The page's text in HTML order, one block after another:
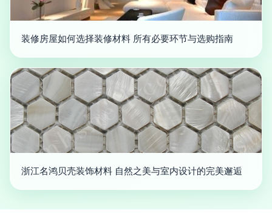
装修房屋如何选择装修材料 所有必要环节与选购指南
浙江名鸿贝壳装饰材料 自然之美与室内设计的完美邂逅